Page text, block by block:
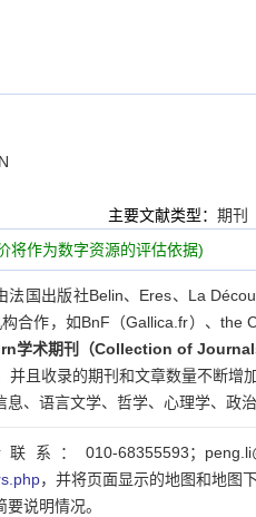
主要文献类型： 期刊
将作为数字资源的评估依据)
法国出版社Belin、Eres、La
合作，如BnF（Gallica.fr）、the
学术期刊（Collection of
并且收录的期刊和文章数量不断
、语言文学、哲学、心理学、政
联系：010-68355593；
，并将页面显示的地图和地图
说明情况。